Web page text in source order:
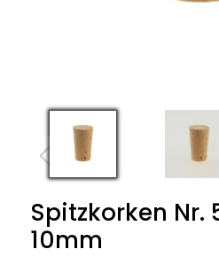
Spitzkorken Nr.
10mm